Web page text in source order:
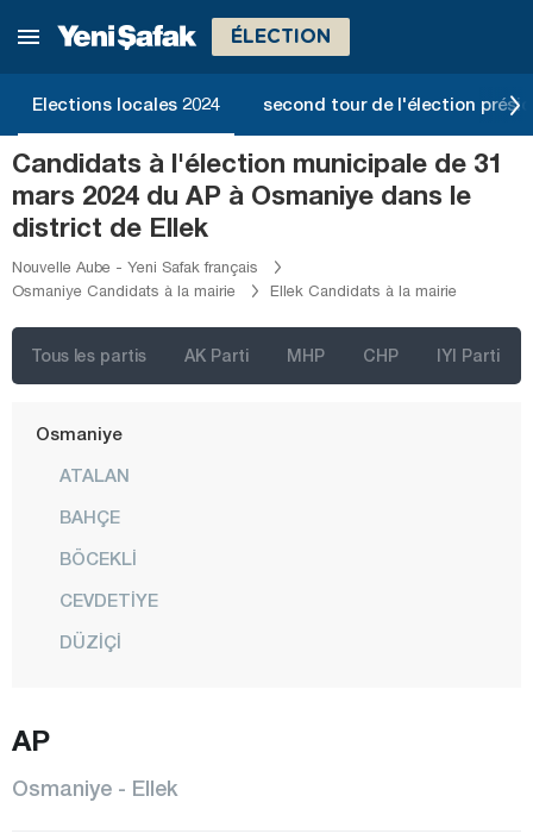
ÉLECTION
Elections locales 2024 second tour de l'élection
Candidats à l'élection municipale de 31
mars 2024 du AP à Osmaniye dans le
district de Ellek
Nouvelle Aube - Yeni Safak français
Osmaniye Candidats à la mairie
Ellek Candidats à la mairie
Tous les partis AK Parti MHP CHP IYI Parti
Malatya
Mardin
Mersin
Muğla
Muş
Nevşehir
Ordu
Osmaniye
ATALAN
BAHÇE
BÖCEKLİ
CEVDETİYE
DÜZİÇİ
KADİRLİ
AP
Osmaniye - Ellek